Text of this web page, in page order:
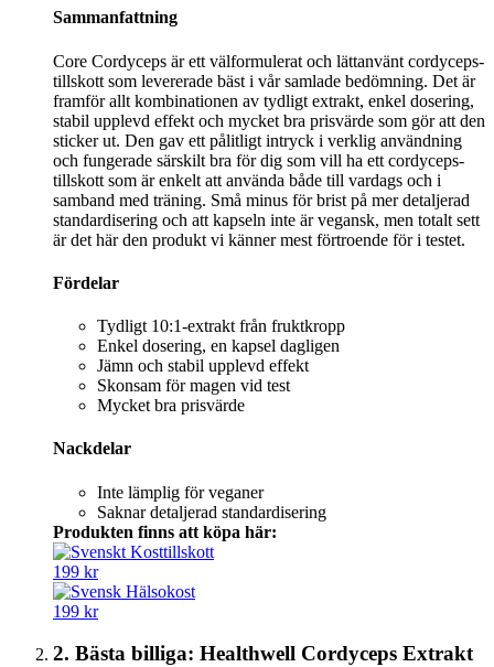
Sammanfattning
Core Cordyceps är ett välformulerat och lättanvänt cordyceps-
tillskott som levererade bäst i vår samlade bedömning. Det är
framför allt kombinationen av tydligt extrakt, enkel dosering,
stabil upplevd effekt och mycket bra prisvärde som gör att den
sticker ut. Den gav ett pålitligt intryck i verklig användning
och fungerade särskilt bra för dig som vill ha ett cordyceps-
tillskott som är enkelt att använda både till vardags och i
samband med träning. Små minus för brist på mer detaljerad
standardisering och att kapseln inte är vegansk, men totalt sett
är det här den produkt vi känner mest förtroende för i testet.
Fördelar
Tydligt 10:1-extrakt från fruktkropp
Enkel dosering, en kapsel dagligen
Jämn och stabil upplevd effekt
Skonsam för magen vid test
Mycket bra prisvärde
Nackdelar
Inte lämplig för veganer
Saknar detaljerad standardisering
Produkten finns att köpa här:
199 kr
199 kr
2. Bästa billiga: Healthwell Cordyceps Extrakt